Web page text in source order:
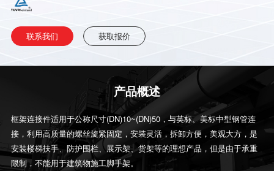
联系我们 获取报价
产品概述
框架连接件适用于公称尺寸(DN)10~(DN)50，与英标、美标中型钢管连
接，利用高质量的螺丝旋紧固定，安装灵活，拆卸方便，美观大方，是
安装楼梯扶手、防护围栏、展示架、货架等的理想产品，但是由于承重
限制，不能用于建筑物施工脚手架。